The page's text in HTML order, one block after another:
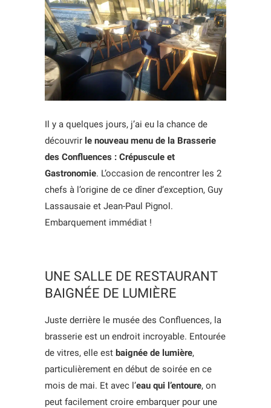
Il y a quelques jours, j’ai eu la chance de
découvrir le nouveau menu de la Brasserie
des Confluences : Crépuscule et
Gastronomie. L’occasion de rencontrer les 2
chefs à l’origine de ce dîner d’exception, Guy
Lassausaie et Jean-Paul Pignol.
Embarquement immédiat !
UNE SALLE DE RESTAURANT
BAIGNÉE DE LUMIÈRE
Juste derrière le musée des Confluences, la
brasserie est un endroit incroyable. Entourée
de vitres, elle est baignée de lumière,
particulièrement en début de soirée en ce
mois de mai. Et avec l’eau qui l’entoure, on
peut facilement croire embarquer pour une